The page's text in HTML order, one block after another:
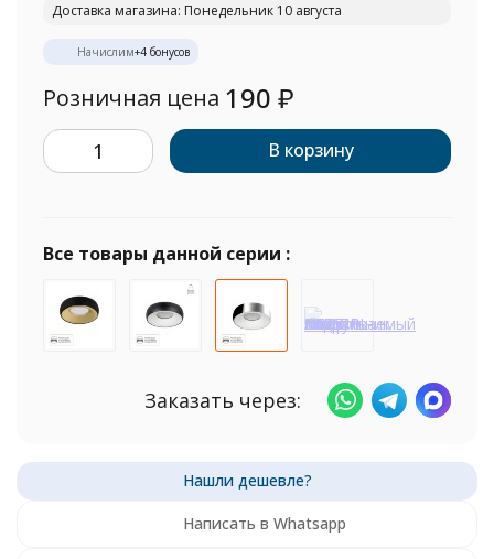
Доставка магазина: Понедельник 10 августа
Начислим+4 бонусов
Розничная цена 190 ₽
В корзину
Все товары данной серии :
Заказать через:
Написать в Whatsapp